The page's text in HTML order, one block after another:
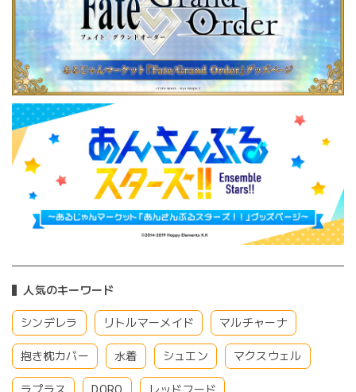
人気のキーワード
シンデレラ リトルマーメイド マルチャーナ
抱き枕カバー 水着 シュエン マクスウェル